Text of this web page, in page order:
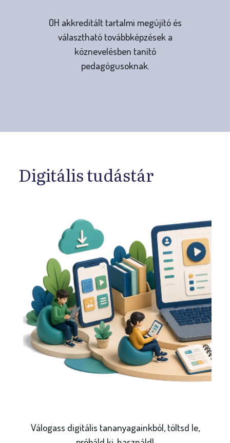
OH akkreditált tartalmi megújító és
választható továbbképzések a
köznevelésben tanító
pedagógusoknak.
Digitális tudástár
Válogass digitális tananyagainkból, töltsd le,